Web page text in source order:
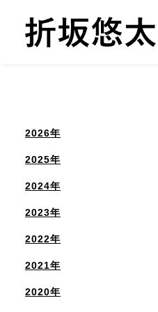
2026年
2025年
2024年
2023年
2022年
2021年
2020年